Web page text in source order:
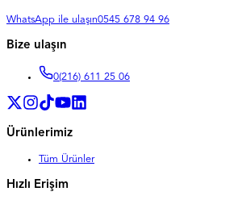
WhatsApp ile ulaşın0545 678 94 96
Bize ulaşın
0(216) 611 25 06
Ürünlerimiz
Tüm Ürünler
Hızlı Erişim